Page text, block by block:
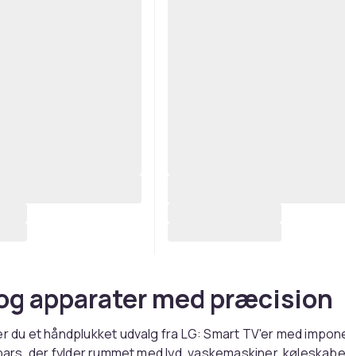
apparater med præcision
du et håndplukket udvalg fra LG: Smart TV'er med